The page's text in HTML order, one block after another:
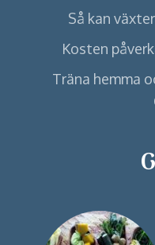
Så kan
Kosten
Träna hemma